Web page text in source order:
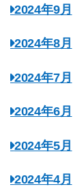
2024年9月
2024年8月
2024年7月
2024年6月
2024年5月
2024年4月